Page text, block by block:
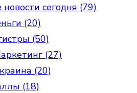
новости сегодня (79)
(20)
(50)
(27)
(20)
(18)